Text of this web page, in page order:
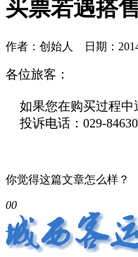
买票若遇搭
作者：创始人 日期：
各位旅客：
如果您在购买过程中
投诉电话：029-
你觉得这篇文章怎么样？
00